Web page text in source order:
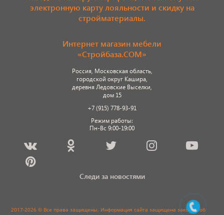
электронную карту лояльности и скидку на
стройматериалы.
Интернет магазин мебели
«Стройбаза.COM»
Россия, Московская область,
городской округ Кашира,
деревня Ледовские Выселки,
дом 15
+7 (915) 778-93-91
Режим работы:
Пн-Вс 9:00-19:00
Следи за новостями
2017-2026 © Все права защищены. Информация сайта защищена законом об